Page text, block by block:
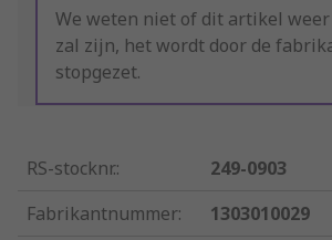
We weten niet of dit artikel
zal zijn, het wordt door de
stopgezet.
RS-stocknr.:
249-0903
Fabrikantnummer:
1303010029